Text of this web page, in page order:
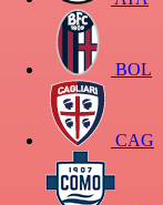
BOL
CAG